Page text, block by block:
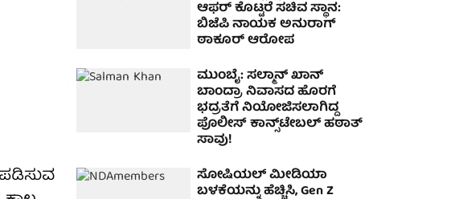
ಆಫರ್ ಕೊಟ್ಟರೆ ಸಚಿವ ಸ್ಥಾನ:
ಬಿಜೆಪಿ ನಾಯಕ ಅನುರಾಗ್
ಠಾಕೂರ್ ಆರೋಪ
ಮುಂಬೈ: ಸಲ್ಮಾನ್ ಖಾನ್
ಬಾಂದ್ರಾ ನಿವಾಸದ ಹೊರಗೆ
ಭದ್ರತೆಗೆ ನಿಯೋಜಿಸಲಾಗಿದ್ದ
ಪೊಲೀಸ್ ಕಾನ್ಸ್‌ಟೇಬಲ್ ಹಠಾತ್
ಸಾವು!
ಸೋಷಿಯಲ್ ಮೀಡಿಯಾ
ಬಳಕೆಯನ್ನು ಹೆಚ್ಚಿಸಿ, Gen Z